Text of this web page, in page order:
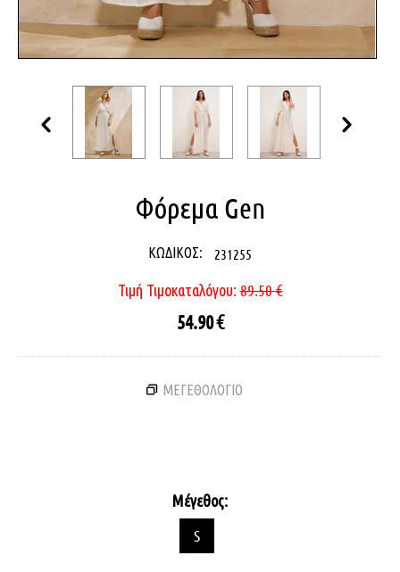
Φόρεμα Gen
ΚΩΔΙΚΟΣ: 231255
Τιμή Τιμοκαταλόγου: 89.50€
54.90€
ΜΕΓΕΘΟΛΟΓΙΟ
Μέγεθος:
S